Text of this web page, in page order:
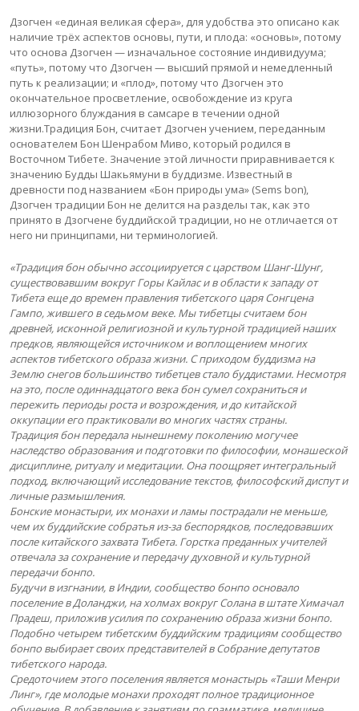
Дзогчен «единая великая сфера», для удобства это описано как
наличие трёх аспектов основы, пути, и плода: «основы», потому
что основа Дзогчен — изначальное состояние индивидуума;
«путь», потому что Дзогчен — высший прямой и немедленный
путь к реализации; и «плод», потому что Дзогчен это
окончательное просветление, освобождение из круга
иллюзорного блуждания в самсаре в течении одной
жизни.Традиция Бон, считает Дзогчен учением, переданным
основателем Бон Шенрабом Миво, который родился в
Восточном Тибете. Значение этой личности приравнивается к
значению Будды Шакьямуни в буддизме. Известный в
древности под названием «Бон природы ума» (Sems bon),
Дзогчен традиции Бон не делится на разделы так, как это
принято в Дзогчене буддийской традиции, но не отличается от
него ни принципами, ни терминологией.
«Традиция бон обычно ассоциируется с царством Шанг-Шунг,
существовавшим вокруг Горы Кайлас и в области к западу от
Тибета еще до времен правления тибетского царя Сонгцена
Гампо, жившего в седьмом веке. Мы тибетцы считаем бон
древней, исконной религиозной и культурной традицией наших
предков, являющейся источником и воплощением многих
аспектов тибетского образа жизни. С приходом буддизма на
Землю снегов большинство тибетцев стало буддистами. Несмотря
на это, после одиннадцатого века бон сумел сохраниться и
пережить периоды роста и возрождения, и до китайской
оккупации его практиковали во многих частях страны.
Традиция бон передала нынешнему поколению могучее
наследство образования и подготовки по философии, монашеской
дисциплине, ритуалу и медитации. Она поощряет интегральный
подход, включающий исследование текстов, философский диспут и
личные размышления.
Бонские монастыри, их монахи и ламы пострадали не меньше,
чем их буддийские собратья из-за беспорядков, последовавших
после китайского захвата Тибета. Горстка преданных учителей
отвечала за сохранение и передачу духовной и культурной
передачи бонпо.
Будучи в изгнании, в Индии, сообщество бонпо основало
поселение в Доланджи, на холмах вокруг Солана в штате Химачал
Прадеш, приложив усилия по сохранению образа жизни бонпо.
Подобно четырем тибетским буддийским традициям сообщество
бонпо выбирает своих представителей в Собрание депутатов
тибетского народа.
Средоточием этого поселения является монастырь «Таши Менри
Линг», где молодые монахи проходят полное традиционное